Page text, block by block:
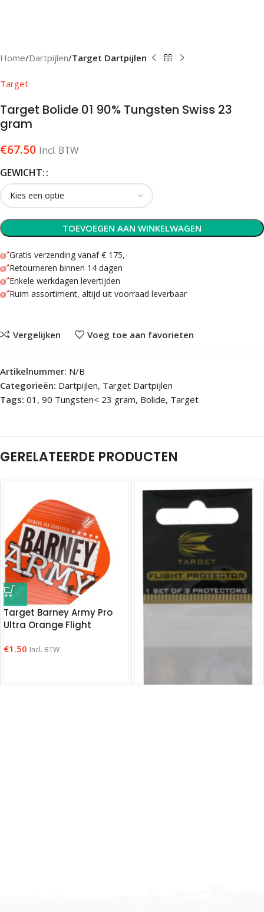
Home Dartpijlen Target Dartpijlen
Target
Target Bolide 01 90% Tungsten Swiss 23
gram
€67.50 Incl. BTW
GEWICHT:
TOEVOEGEN AAN WINKELWAGEN
Gratis verzending vanaf € 175,-
Retourneren binnen 14 dagen
Enkele werkdagen levertijden
Ruim assortiment, altijd uit voorraad leverbaar
Vergelijken Voeg toe aan favorieten
Artikelnummer: N/B
Categorieën: Dartpijlen, Target Dartpijlen
Tags: 01 , 90 Tungsten< 23 gram, Bolide, Target
GERELATEERDE PRODUCTEN
Target Barney Army Pro
Ultra Orange Flight
€1.50 Incl. BTW